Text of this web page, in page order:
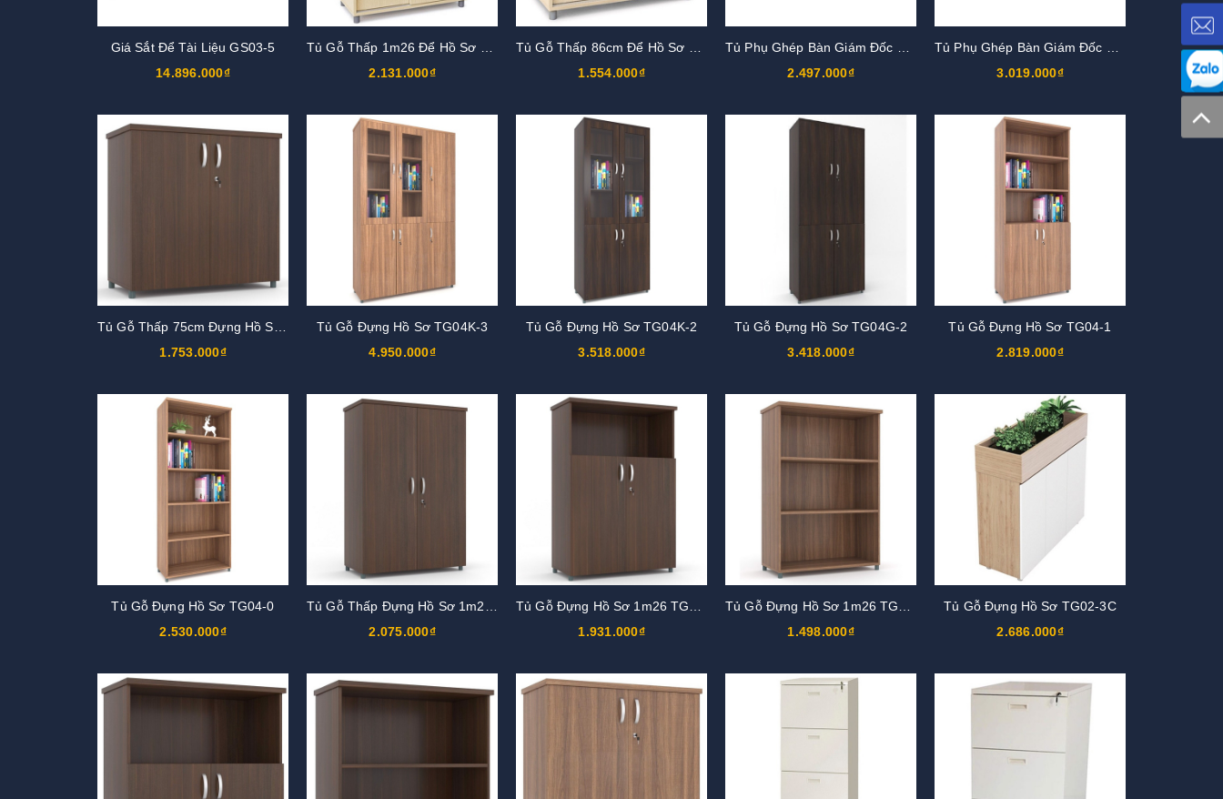
Giá Sắt Để Tài Liệu GS03-5
14.896.000₫
2.131.000₫
1.554.000₫
2.497.000₫
3.019.000₫
1.753.000₫
Tủ Gỗ Đựng Hồ Sơ TG04K-3
4.950.000₫
Tủ Gỗ Đựng Hồ Sơ TG04K-2
3.518.000₫
Tủ Gỗ Đựng Hồ Sơ TG04G-2
3.418.000₫
Tủ Gỗ Đựng Hồ Sơ TG04-1
2.819.000₫
Tủ Gỗ Đựng Hồ Sơ TG04-0
2.530.000₫
2.075.000₫
1.931.000₫
1.498.000₫
Tủ Gỗ Đựng Hồ Sơ TG02-3C
2.686.000₫